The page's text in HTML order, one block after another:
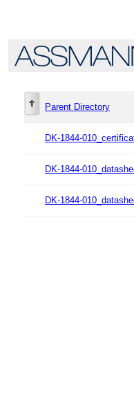
Parent Directory
DK-1844-
DK-1844-
DK-1844-